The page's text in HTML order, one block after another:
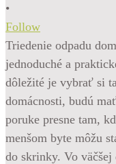
•
Follow
Triedenie odpadu
jednoduché a
dôležité je vybrať si
domácnosti, budú
poruke presne tam,
menšom byte môžu
do skrinky. Vo väčšej